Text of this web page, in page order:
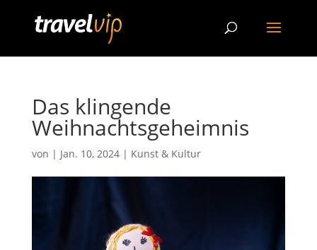
Das klingende
Weihnachtsgeheimnis
von | Jan. 10, 2024| Kunst & Kultur